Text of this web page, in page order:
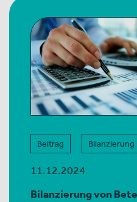
Beitrag Bilanzierung
11.12.2024
Bilanzierung von